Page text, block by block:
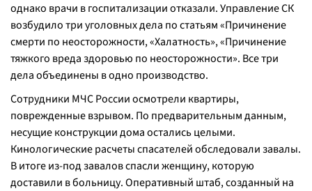
однако врачи в госпитализации отказали. Управление СК
возбудило три уголовных дела по статьям «Причинение
смерти по неосторожности, «Халатность», «Причинение
тяжкого вреда здоровью по неосторожности». Все три
дела объединены в одно производство.
Сотрудники МЧС России осмотрели квартиры,
поврежденные взрывом. По предварительным данным,
несущие конструкции дома остались целыми.
Кинологические расчеты спасателей обследовали завалы.
В итоге из-под завалов спасли женщину, которую
доставили в больницу. Оперативный штаб, созданный на